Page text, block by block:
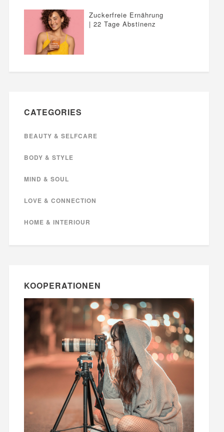
Zuckerfreie Ernährung
| 22 Tage Abstinenz
CATEGORIES
BEAUTY & SELFCARE
BODY & STYLE
MIND & SOUL
LOVE & CONNECTION
HOME & INTERIOUR
KOOPERATIONEN